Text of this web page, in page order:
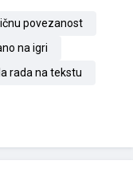
povezanost
na igri
rada na tekstu